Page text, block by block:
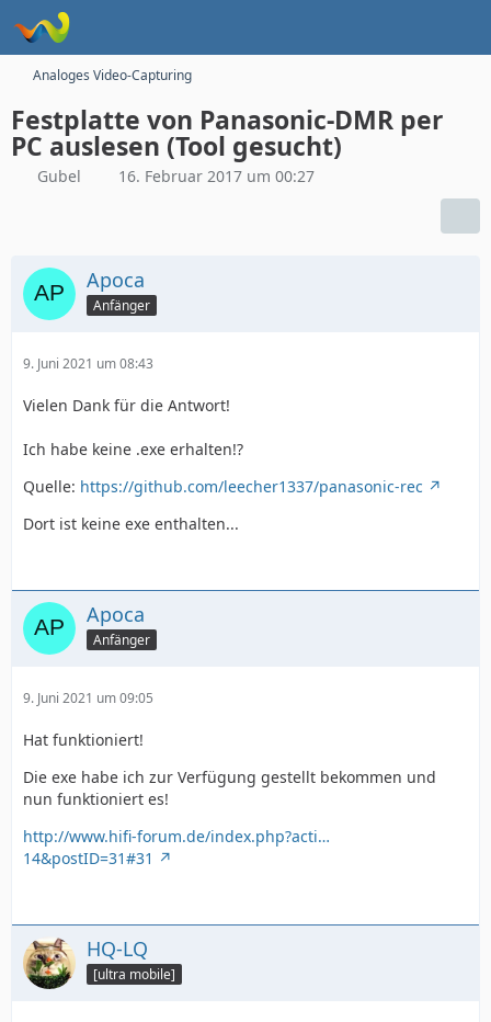
Analoges Video-Capturing
Festplatte von Panasonic-DMR per
PC auslesen (Tool gesucht)
Gubel 16. Februar 2017 um 00:27
Apoca
Anfänger
9. Juni 2021 um 08:43
Vielen Dank für die Antwort!
Ich habe keine .exe erhalten!?
Quelle: https://github.com/leecher1337/panasonic-rec
Dort ist keine exe enthalten...
Apoca
Anfänger
9. Juni 2021 um 09:05
Hat funktioniert!
Die exe habe ich zur Verfügung gestellt bekommen und
nun funktioniert es!
http://www.hifi-forum.de/index.php?acti…
14&postID=31#31
HQ-LQ
[ultra mobile]